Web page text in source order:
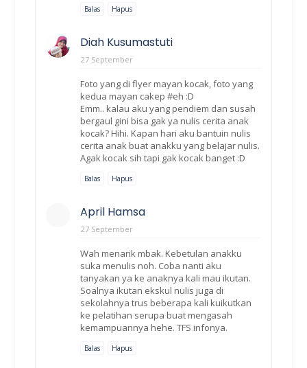
Balas Hapus
Diah Kusumastuti
27 September
Foto yang di flyer mayan kocak, foto yang
kedua mayan cakep #eh :D
Emm.. kalau aku yang pendiem dan susah
bergaul gini bisa gak ya nulis cerita anak
kocak? Hihi. Kapan hari aku bantuin nulis
cerita anak buat anakku yang belajar nulis.
Agak kocak sih tapi gak kocak banget :D
Balas Hapus
April Hamsa
27 September
Wah menarik mbak. Kebetulan anakku
suka menulis noh. Coba nanti aku
tanyakan ya ke anaknya kali mau ikutan.
Soalnya ikutan ekskul nulis juga di
sekolahnya trus beberapa kali kuikutkan
ke pelatihan serupa buat mengasah
kemampuannya hehe. TFS infonya.
Balas Hapus